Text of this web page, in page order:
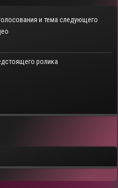
и тема следующего
ролика